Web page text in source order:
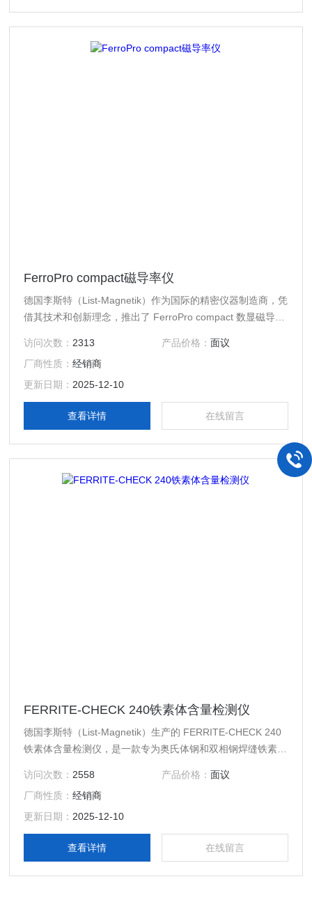
FerroPro compact磁导率仪
德国李斯特（List-Magnetik）作为国际的精密仪器制造商，凭
借其技术和创新理念，推出了 FerroPro compact 数显磁导率
计的便携式大量程磁导率仪，适用于多种工业和科研场景，为
您的材料检测提供精准、高效、可靠的解决方案。
访问次数： 2313 产品价格： 面议
厂商性质：经销商
更新日期： 2025-12-10
查看详情 在线留言
FERRITE-CHECK 240铁素体含量检测仪
德国李斯特（List-Magnetik）生产的 FERRITE-CHECK 240
铁素体含量检测仪，是一款专为奥氏体钢和双相钢焊缝铁素体
Basel 标准 DIN EN ISO 8249，能够快速、准确地检测出焊缝
中的铁素体含量，确保焊接质量与结构安全。
访问次数： 2558 产品价格： 面议
厂商性质：经销商
更新日期： 2025-12-10
查看详情 在线留言